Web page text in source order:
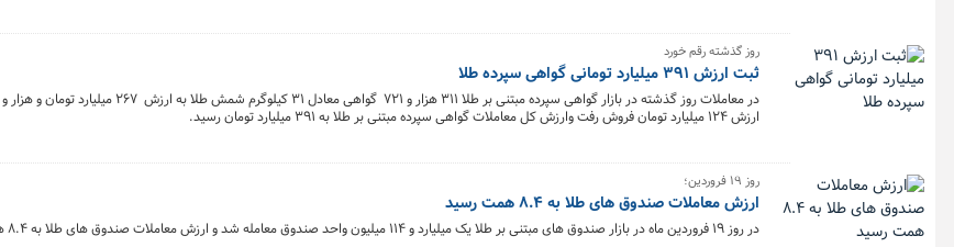
روز گذشته رقم خورد
ثبت ارزش ۳۹۱ میلیارد تومانی گواهی سپرده طلا
ارزش ۱۲۴ میلیارد تومان فروش رفت وارزش کل معاملات گواهی سپرده مبتنی بر طلا به ۳۹۱ میلیارد تومان رسید.
روز ۱۹ فروردین؛
ارزش معاملات صندوق های طلا به ۸.۴ همت رسید
در روز ۱۹ فروردین ماه در بازار صندوق های مبتنی بر طلا یک میلیارد و ۱۱۴ میلیون واحد صندوق معامله شد و ارزش معاملات صندوق های طلا به ۸.۴ همت رسید.